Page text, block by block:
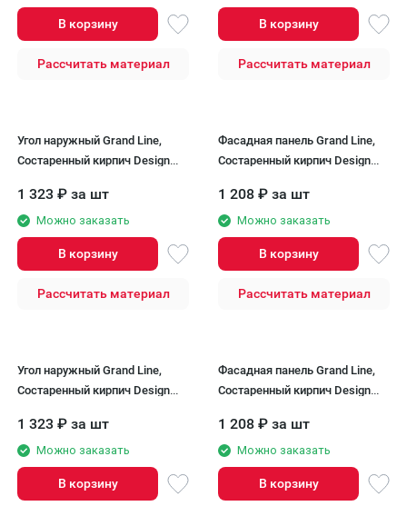
В корзину
Рассчитать материал
В корзину
Рассчитать материал
Угол наружный Grand Line,
Состаренный кирпич Design
шов)
1 323 ₽ за шт
Можно заказать
В корзину
Рассчитать материал
Фасадная панель Grand Line,
Состаренный кирпич Design
1 208 ₽ за шт
Можно заказать
В корзину
Рассчитать материал
Угол наружный Grand Line,
Состаренный кирпич Design
1 323 ₽ за шт
Можно заказать
В корзину
Фасадная панель Grand Line,
Состаренный кирпич Design
1 208 ₽ за шт
Можно заказать
В корзину